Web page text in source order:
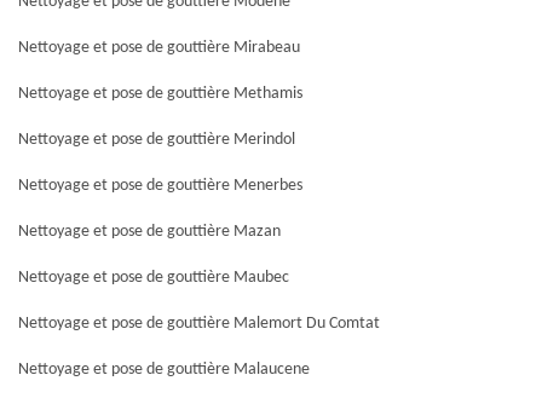
Nettoyage et pose de gouttière Mirabeau
Nettoyage et pose de gouttière Methamis
Nettoyage et pose de gouttière Merindol
Nettoyage et pose de gouttière Menerbes
Nettoyage et pose de gouttière Mazan
Nettoyage et pose de gouttière Maubec
Nettoyage et pose de gouttière Malemort Du Comtat
Nettoyage et pose de gouttière Malaucene